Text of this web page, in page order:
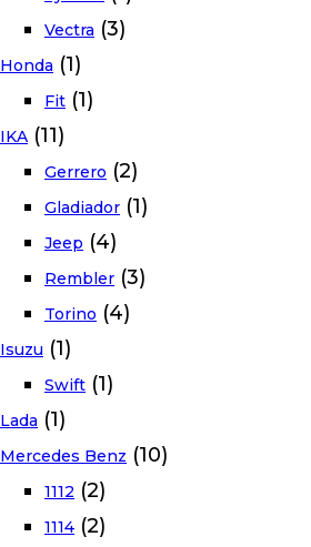
Vectra (3)
Honda (1)
Fit (1)
IKA (11)
Gerrero (2)
Gladiador (1)
Jeep (4)
Rembler (3)
Torino (4)
Isuzu (1)
Swift (1)
Lada (1)
Mercedes Benz (10)
1112 (2)
1114 (2)